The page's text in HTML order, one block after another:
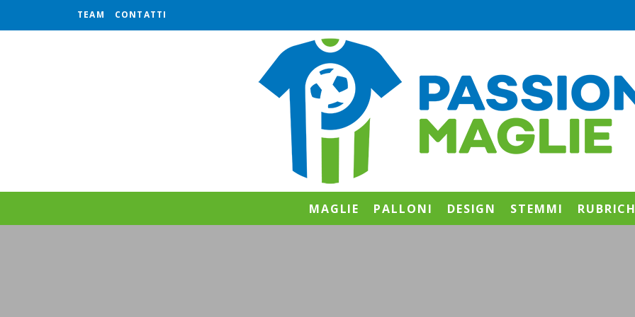
TEAM CONTATTI
MAGLIE PALLONI DESIGN STEMMI